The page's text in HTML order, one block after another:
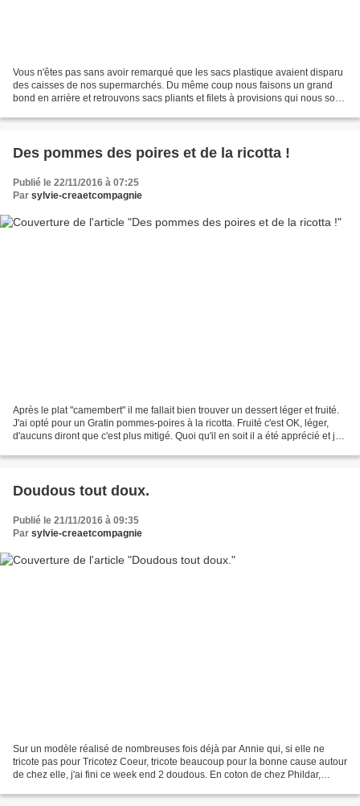
Vous n'êtes pas sans avoir remarqué que les sacs plastique avaient disparu
des caisses de nos supermarchés. Du même coup nous faisons un grand
bond en arrière et retrouvons sacs pliants et filets à provisions qui nous sont
Des pommes des poires et de la ricotta !
Publié le 22/11/2016 à 07:25
Par sylvie-creaetcompagnie
Après le plat "camembert" il me fallait bien trouver un dessert léger et fruité.
J'ai opté pour un Gratin pommes-poires à la ricotta. Fruité c'est OK, léger,
d'aucuns diront que c'est plus mitigé. Quoi qu'il en soit il a été apprécié et je
Doudous tout doux.
Publié le 21/11/2016 à 09:35
Par sylvie-creaetcompagnie
Sur un modèle réalisé de nombreuses fois déjà par Annie qui, si elle ne
tricote pas pour Tricotez Coeur, tricote beaucoup pour la bonne cause autour
de chez elle, j'ai fini ce week end 2 doudous. En coton de chez Phildar,